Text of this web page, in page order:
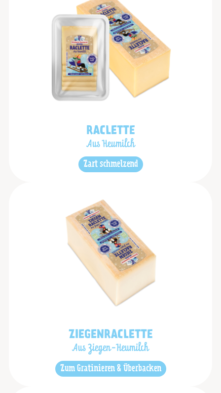
RACLETTE
Aus Heumilch
Zart schmelzend
ZIEGENRACLETTE
Aus Ziegen-Heumilch
Zum Gratinieren & Überbacken